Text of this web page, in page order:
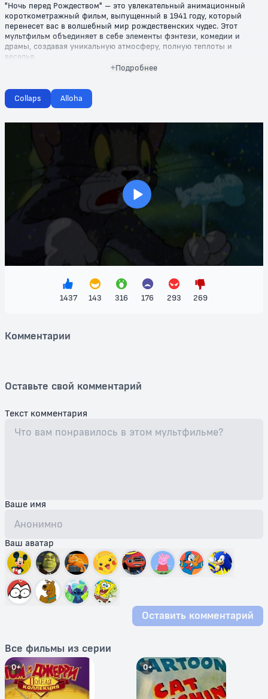
"Ночь перед Рождеством" – это увлекательный анимационный
короткометражный фильм, выпущенный в 1941 году, который
перенесет вас в волшебный мир рождественских чудес. Этот
мультфильм объединяет в себе элементы фэнтези, комедии и
драмы, создавая уникальную атмосферу, полную теплоты и
веселья.
передает дух Рождества. Главные герои, среди которых самые
разные персонажи, переживают невероятные приключения,
наполненные смехом, добротой и немного волшебства. Этот
ощутить радость грядущих праздников.
"Ночь перед Рождеством" станет отличным выбором для
семейного просмотра. Он создаст незабываемую атмосферу в
кругу близких, вызывая улыбки и заставляя сердце соскучиться по
зимним чудесам. Не упустите шанс увидеть этот классический
мультфильм, который подарит вам и вашим близким массу
положительных эмоций, воспоминаний о детстве и настоящего
праздника в душе.
Смотрите "Ночь перед Рождеством" бесплатно на нашем сайте и
откройте для себя магию рождественской ночи, наполненной
счастьем и чудесами!
Подробнее
Collaps Alloha
>
1437 143 316 176 293 269
Комментарии
Оставьте свой комментарий
Текст комментария
Ваше имя
Ваш аватар
Оставить комментарий
Все фильмы из серии
0+ 0+